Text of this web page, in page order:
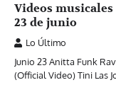
Videos musicales
23 de junio
Lo Último
Junio 23 Anitta Funk
(Official Video) Tini Las